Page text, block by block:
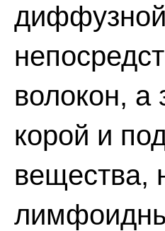
волокон,
корой и
вещества,